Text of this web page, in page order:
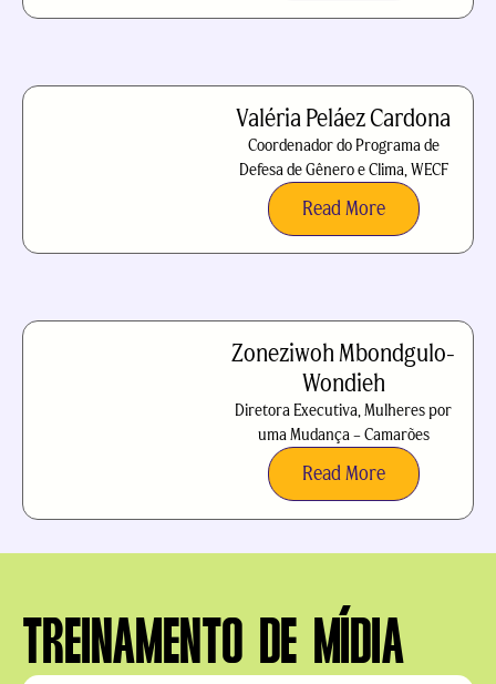
Valéria Peláez Cardona
Coordenador do Programa de
Defesa de Gênero e Clima, WECF
Read More
Zoneziwoh Mbondgulo-
Wondieh
Diretora Executiva, Mulheres por
uma Mudança – Camarões
Read More
TREINAMENTO DE MÍDIA